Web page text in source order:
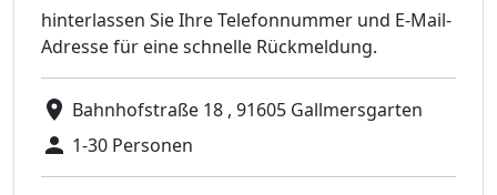
hinterlassen Sie Ihre Telefonnummer und E-Mail-
Adresse für eine schnelle Rückmeldung.
Bahnhofstraße 18 , 91605 Gallmersgarten
1-30 Personen